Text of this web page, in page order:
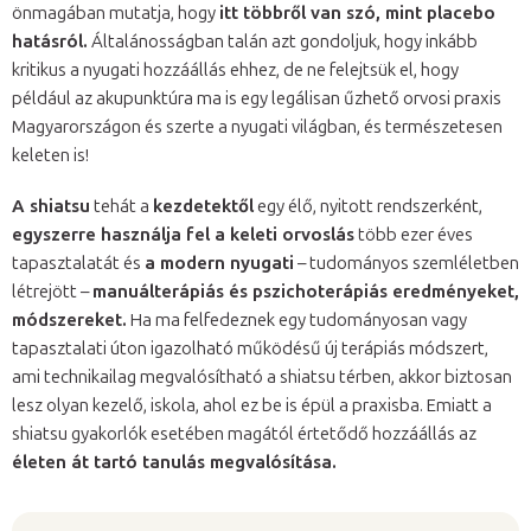
önmagában mutatja, hogy itt többről van szó, mint placebo
hatásról. Általánosságban talán azt gondoljuk, hogy inkább
kritikus a nyugati hozzáállás ehhez, de ne felejtsük el, hogy
például az akupunktúra ma is egy legálisan űzhető orvosi praxis
Magyarországon és szerte a nyugati világban, és természetesen
keleten is!
A shiatsu tehát a kezdetektőlegy élő, nyitott rendszerként,
egyszerre használja fel a keleti orvoslástöbb ezer éves
tapasztalatát és a modern nyugati – tudományos szemléletben
létrejött –manuálterápiás és pszichoterápiás eredményeket,
módszereket. Ha ma felfedeznek egy tudományosan vagy
tapasztalati úton igazolható működésű új terápiás módszert,
ami technikailag megvalósítható a shiatsu térben, akkor biztosan
lesz olyan kezelő, iskola, ahol ez be is épül a praxisba. Emiatt a
shiatsu gyakorlók esetében magától értetődő hozzáállás az
életen át tartó tanulás megvalósítása.